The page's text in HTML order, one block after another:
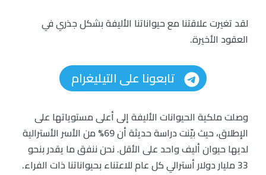
لقد تغيرت علاقتنا مع حيواناتنا الأليفة بشكل جذري في
العقود الأخيرة.
تابعونا على التيليغرام
وصلت ملكية الحيوانات الأليفة إلى أعلى مستوياتها على
الإطلاق، حيث بيّنت دراسة حديثة أن 69% من الأسر الأسترالية
لديها حيوان أليف واحد على الأقل. نحن ننفق ما يقدر بنحو
33 مليار دولار أسترالي كل عام للاعتناء بحيواناتنا ذات الفراء.